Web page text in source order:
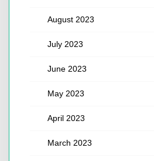
August 2023
July 2023
June 2023
May 2023
April 2023
March 2023